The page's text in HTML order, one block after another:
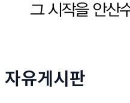
자유게시판